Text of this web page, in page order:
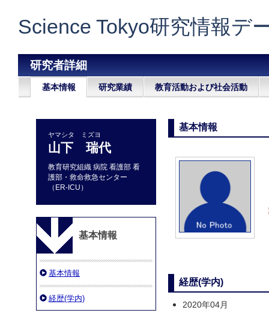
Science Tokyo研究情報デ
研究者詳細
基本情報 研究業績 教育活動および社会活動
ヤマシタ ミズヨ
山下 瑞代
教育研究組織 病院 看護部 看
護部・救命救急センター
（ER-ICU）
基本情報
基本情報
経歴(学内)
基本情報
経歴(学内)
2020年04月